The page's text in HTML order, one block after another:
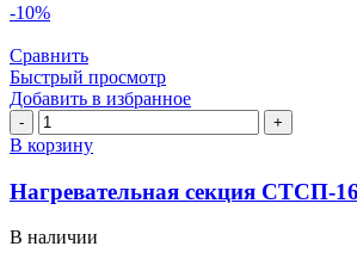
м.кв)
-10%
Сравнить
Быстрый просмотр
Добавить в избранное
Количество
товара
Нагревательная
СТСП-1600
м.кв.)
В корзину
Нагревательная секция СТСП-
В наличии